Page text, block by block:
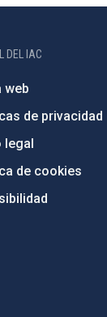
DEL IAC
web
de privacidad
legal
de cookies